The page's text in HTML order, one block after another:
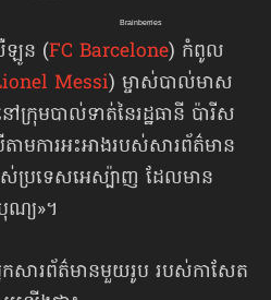
ឡូន (FC Barcelone) កំពូល
Messi) ម្ចាស់​បាល់មាស​
ក្រុមបាល់ទាត់​នៃរដ្ឋធានី ប៉ារីស
ើតាម​ការអះអាង​របស់សារព័ត៌មាន​
ប្រទេសអេស្ប៉ាញ ដែលមាន
ណ្យ»។
កសារព័ត៌មានមួយរូប របស់កាសែត